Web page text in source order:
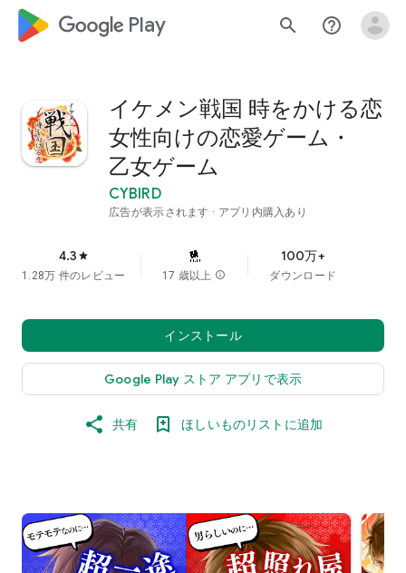
google_logo Play search help_outline
イケメン戦国 時をかける恋
女性向けの恋愛ゲーム・
乙女ゲーム
CYBIRD
広告が表示されます アプリ内購入あり
4.3 star
1.28万 件のレビュー 17 歳以上 info
100万+
ダウンロード
インストール
Google Play ストア アプリで表示
共有 ほしいものリストに追加